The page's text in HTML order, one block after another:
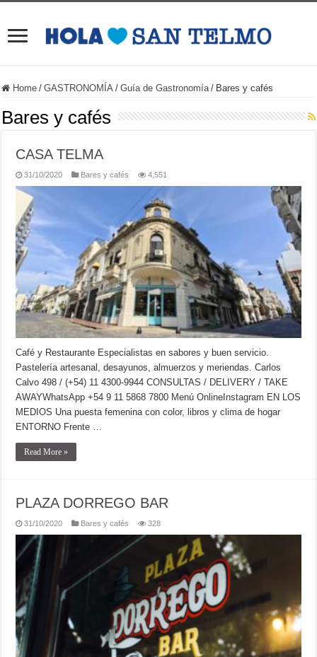
Home / GASTRONOMÍA / Guía de Gastronomía / Bares y cafés
Bares y cafés
CASA TELMA
31/10/2020 Bares y cafés 4,551
Café y Restaurante Especialistas en sabores y buen servicio.
Pastelería artesanal, desayunos, almuerzos y meriendas. Carlos
Calvo 498 / (+54) 11 4300-9944 CONSULTAS / DELIVERY / TAKE
AWAYWhatsApp +54 9 11 5868 7800 Menú OnlineInstagram EN LOS
MEDIOS Una puesta femenina con color, libros y clima de hogar
ENTORNO Frente …
Read More »
PLAZA DORREGO BAR
31/10/2020 Bares y cafés 328